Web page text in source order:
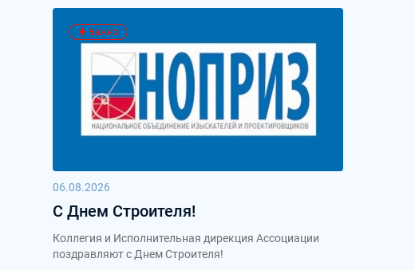
важно
06.08.2026
С Днем Строителя!
Коллегия и Исполнительная дирекция Ассоциации
поздравляют с Днем Строителя!